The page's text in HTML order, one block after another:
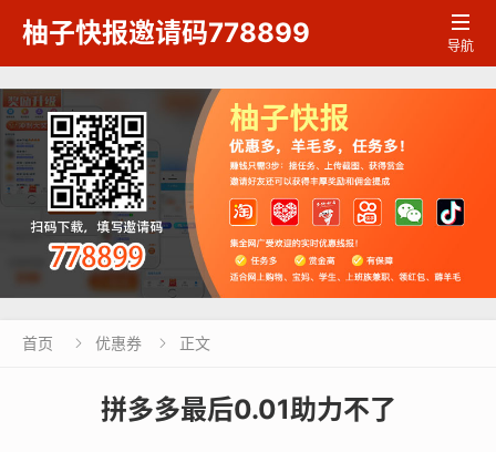
柚子快报邀请码778899 
导航
首页  优惠券  正文
拼多多最后0.01助力不了